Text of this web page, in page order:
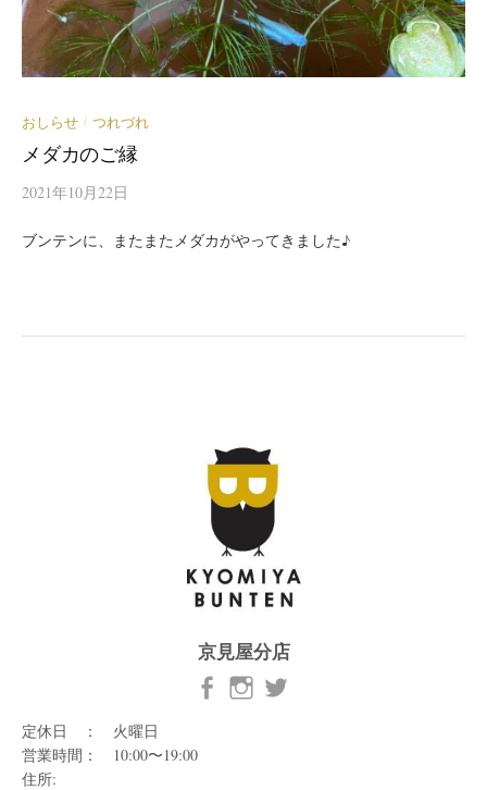
おしらせ / つれづれ
メダカのご縁
2021年10月22日
ブンテンに、またまたメダカがやってきました♪
京見屋分店
定休日 ： 火曜日
営業時間： 10:00〜19:00
住所: